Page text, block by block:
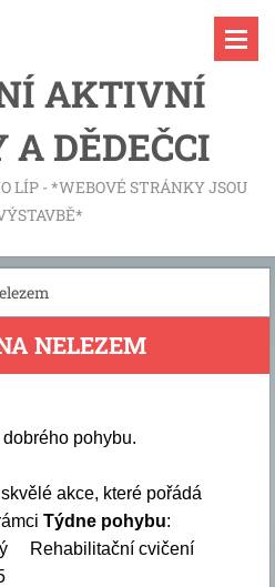
AKTIVNÍ
DĚDEČCI
LÍP - *WEBOVÉ STRÁNKY JSOU
NELEZEM
pohybu.
akce, které pořádá
Týdne pohybu:
Rehabilitační cvičení